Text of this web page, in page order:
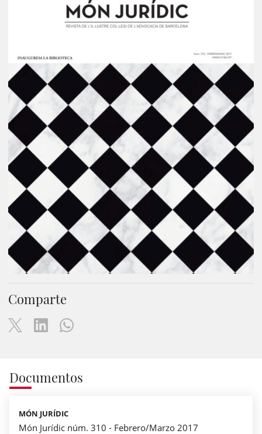
Comparte
Documentos
MÓN JURÍDIC
Món Jurídic núm. 310 - Febrero/Marzo 2017